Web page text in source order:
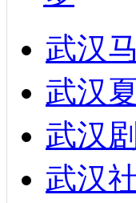
武汉
武汉
武汉
武汉